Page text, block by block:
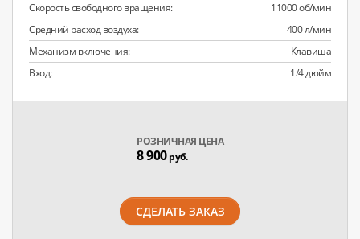
Скорость свободного вращения:
11000 об/мин
Средний расход воздуха:
400 л/мин
Механизм включения:
Клавиша
Вход:
1/4 дюйм
РОЗНИЧНАЯ ЦЕНА
8 900руб.
СДЕЛАТЬ ЗАКАЗ